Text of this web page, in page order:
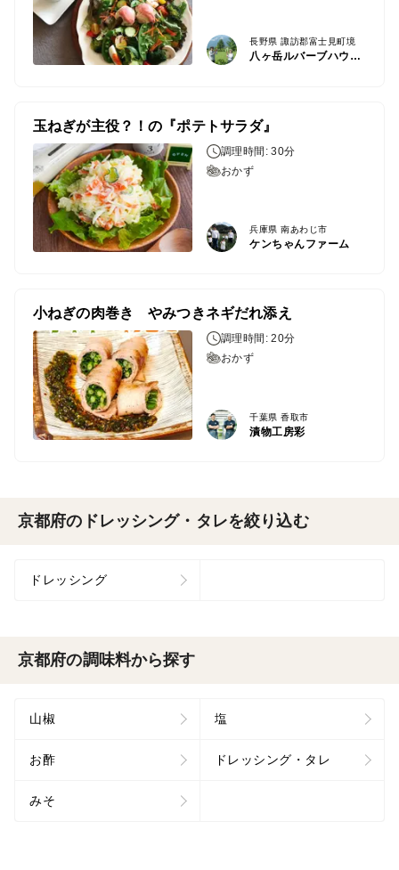
長野県 諏訪郡富士見町境
八ヶ岳ルバーブハウス/ハコブネプロジェクト
玉ねぎが主役？！の『ポテトサラダ』
調理時間: 30分
おかず
兵庫県 南あわじ市
ケンちゃんファーム
小ねぎの肉巻き やみつきネギだれ添え
調理時間: 20分
おかず
千葉県 香取市
漬物工房彩
京都府のドレッシング・タレを絞り込む
ドレッシング
京都府の調味料から探す
山椒 塩
お酢 ドレッシング・タレ
みそ